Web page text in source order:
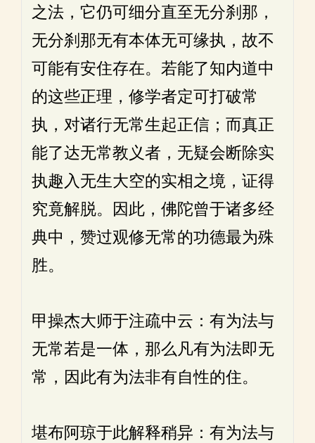
之法，它仍可细分直至无分刹那，
无分刹那无有本体无可缘执，故不
可能有安住存在。若能了知内道中
的这些正理，修学者定可打破常
执，对诸行无常生起正信；而真正
能了达无常教义者，无疑会断除实
执趣入无生大空的实相之境，证得
究竟解脱。因此，佛陀曾于诸多经
典中，赞过观修无常的功德最为殊
胜。
甲操杰大师于注疏中云：有为法与
无常若是一体，那么凡有为法即无
常，因此有为法非有自性的住。
堪布阿琼于此解释稍异：有为法与